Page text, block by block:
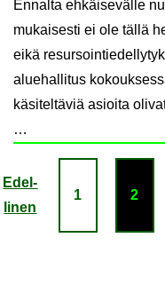
Ennalta ehkäisevälle
mukaisesti ei ole tällä
eikä
aluehallitus
käsiteltäviä asioita
…
Edel­
li­nen
1 2